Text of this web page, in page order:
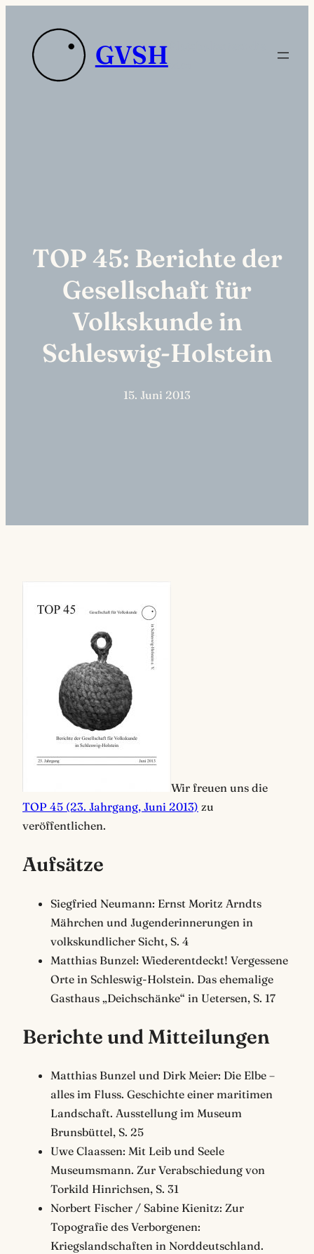
springen
GVSHsdas
TOP 45: Berichte der
Gesellschaft für
Volkskunde in
Schleswig-Holstein
15. Juni 2013
Wir freuen uns die
TOP 45 (23. Jahrgang, Juni 2013) zu
veröffentlichen.
Aufsätze
Siegfried Neumann: Ernst Moritz Arndts
Mährchen und Jugenderinnerungen in
volkskundlicher Sicht, S. 4
Matthias Bunzel: Wiederentdeckt! Vergessene
Orte in Schleswig-Holstein. Das ehemalige
Gasthaus „Deichschänke“ in Uetersen, S. 17
Berichte und Mitteilungen
Matthias Bunzel und Dirk Meier: Die Elbe –
alles im Fluss. Geschichte einer maritimen
Landschaft. Ausstellung im Museum
Brunsbüttel, S. 25
Uwe Claassen: Mit Leib und Seele
Museumsmann. Zur Verabschiedung von
Torkild Hinrichsen, S. 31
Norbert Fischer / Sabine Kienitz: Zur
Topografie des Verborgenen:
Kriegslandschaften in Norddeutschland.